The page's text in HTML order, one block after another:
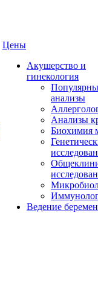
Цены
Акушерство и
гинекология
анализы
Анализы
Биохимия
Ведение